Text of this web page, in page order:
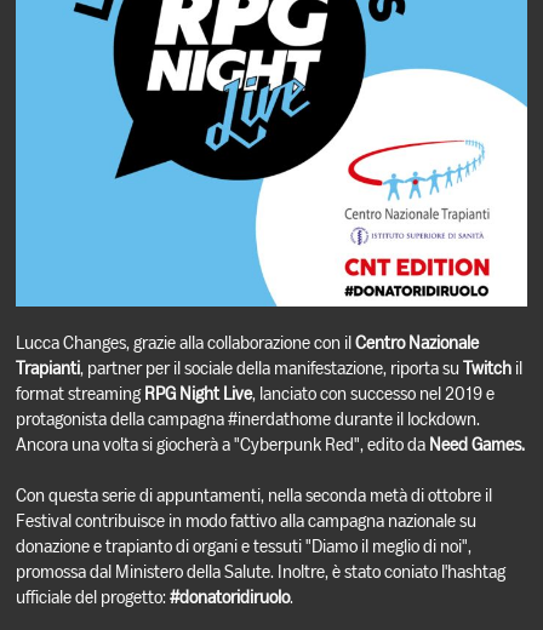
Lucca Changes, grazie alla collaborazione con ilCentro Nazionale
Trapianti, partner per il sociale della manifestazione, riporta su Twitch il
format streamingRPG Night Live, lanciato con successo nel 2019 e
protagonista della campagna #inerdathome durante il lockdown.
Ancora una volta si giocherà a "Cyberpunk Red", edito da Need Games.
Con questa serie di appuntamenti, nella seconda metà di ottobre il
Festival contribuisce in modo fattivo alla campagna nazionale su
donazione e trapianto di organi e tessuti "Diamo il meglio di noi",
promossa dal Ministero della Salute. Inoltre, è stato coniato l'hashtag
ufficiale del progetto: #donatoridiruolo.